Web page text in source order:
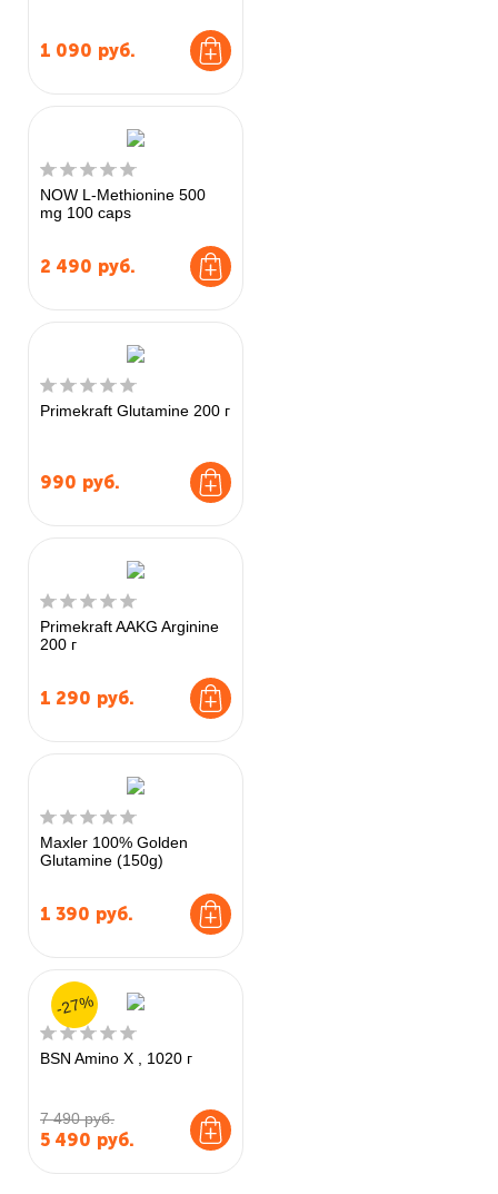
1 090 руб.
NOW L-Methionine 500
mg 100 caps
2 490 руб.
Primekraft Glutamine 200 г
990 руб.
Primekraft AAKG Arginine
200 г
1 290 руб.
Maxler 100% Golden
Glutamine (150g)
1 390 руб.
BSN Amino X , 1020 г
7 490 руб.
5 490 руб.
-27%